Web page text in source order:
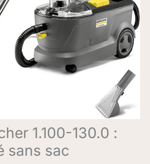
1.100-130.0 :
sans sac